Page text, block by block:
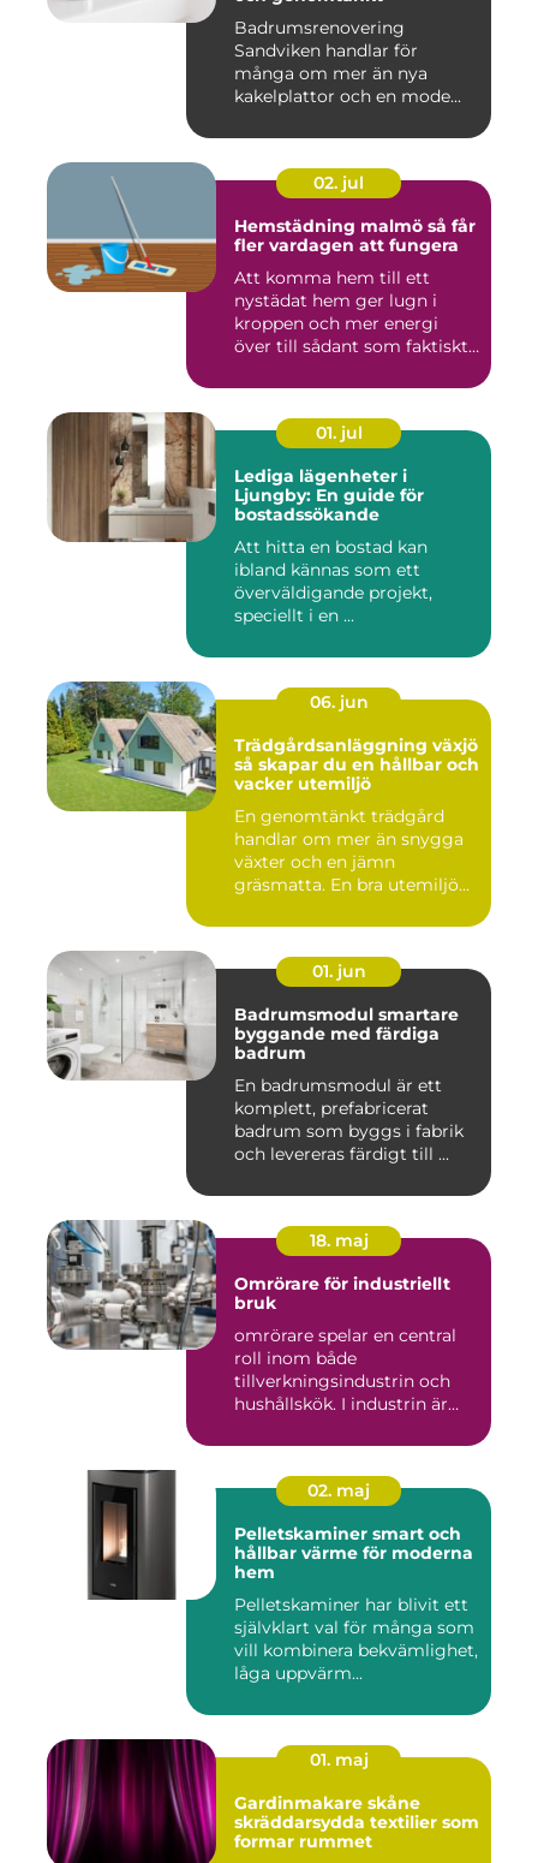
Badrumsrenovering
Sandviken handlar för
många om mer än nya
kakelplattor och en mode...
02. jul
Hemstädning malmö så får
fler vardagen att fungera
Att komma hem till ett
nystädat hem ger lugn i
kroppen och mer energi
över till sådant som faktiskt
01. jul
Lediga lägenheter i
Ljungby: En guide för
bostadssökande
Att hitta en bostad kan
ibland kännas som ett
överväldigande projekt,
speciellt i en ...
06. jun
Trädgårdsanläggning växjö
så skapar du en hållbar och
vacker utemiljö
En genomtänkt trädgård
handlar om mer än snygga
växter och en jämn
gräsmatta. En bra utemiljö
01. jun
Badrumsmodul smartare
byggande med färdiga
badrum
En badrumsmodul är ett
komplett, prefabricerat
badrum som byggs i fabrik
och levereras färdigt till ...
18. maj
Omrörare för industriellt
bruk
omrörare spelar en central
roll inom både
tillverkningsindustrin och
hushållskök. I industrin är
02. maj
Pelletskaminer smart och
hållbar värme för moderna
hem
Pelletskaminer har blivit ett
självklart val för många som
vill kombinera bekvämlighet,
låga uppvärm...
01. maj
Gardinmakare skåne
skräddarsydda textilier som
formar rummet